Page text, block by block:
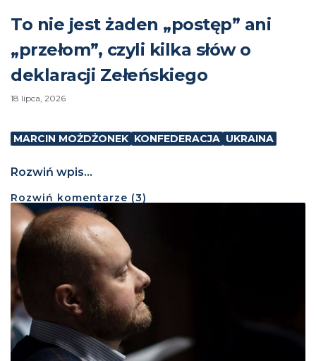
To nie jest żaden „postęp” ani
„przełom”, czyli kilka słów o
deklaracji Zełeńskiego
18 lipca, 2026
MARCIN MOŻDŻONEK KONFEDERACJA UKRAINA
Rozwiń wpis...
Rozwiń komentarze (3)